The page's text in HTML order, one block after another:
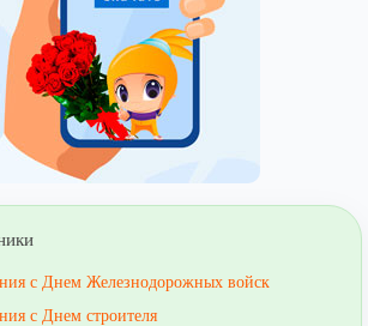
с Днем Железнодорожных войск
с Днем строителя